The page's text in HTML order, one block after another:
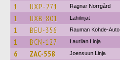
1 UXP-271 Ragnar Norrgård
1 UXB-801 Lähilinjat
1 BEU-356 Rauman Kohde-Auto
1 BCN-127 Laurilan Linja
6 ZAC-558 Joensuun Linja